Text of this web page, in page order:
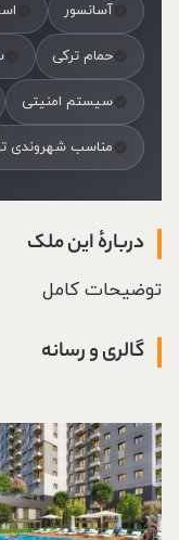
آسانسور
حمام ترکی
سیستم امنیتی
مناسب شهروندی
دربارهٔ این ملک
توضیحات کامل
گالری و رسانه